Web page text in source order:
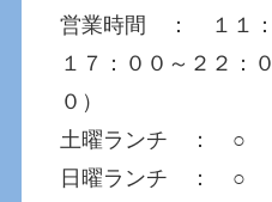
営業時間 ： １１：
１７：００～２２：
０）
土曜ランチ ： ○
日曜ランチ ： ○